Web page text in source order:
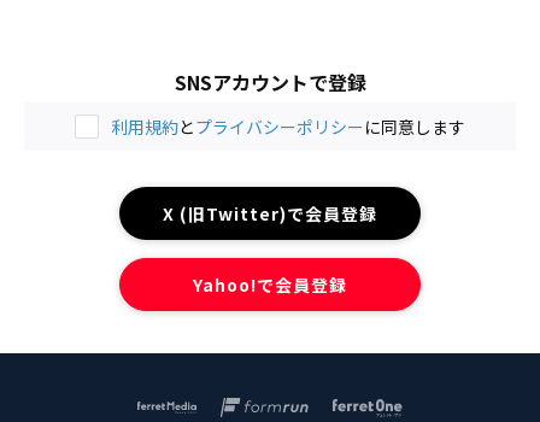
SNSアカウントで登録
利用規約とプライバシーポリシーに同意します
X (旧Twitter)で会員登録
Yahoo!で会員登録